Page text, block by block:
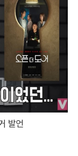
발언